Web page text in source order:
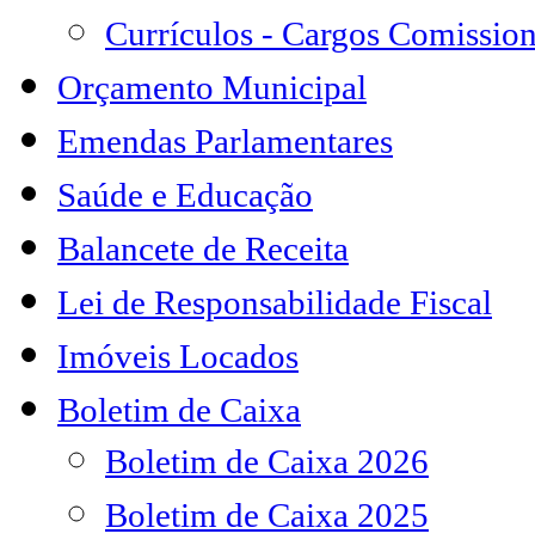
Currículos - Cargos
Orçamento Municipal
Emendas Parlamentares
Saúde e Educação
Balancete de Receita
Lei de Responsabilidade Fiscal
Imóveis Locados
Boletim de Caixa
Boletim de Caixa 2026
Boletim de Caixa 2025